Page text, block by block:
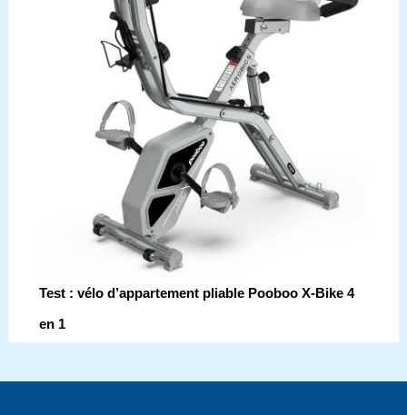
Test : vélo d’appartement pliable Pooboo X-Bike 4
en 1